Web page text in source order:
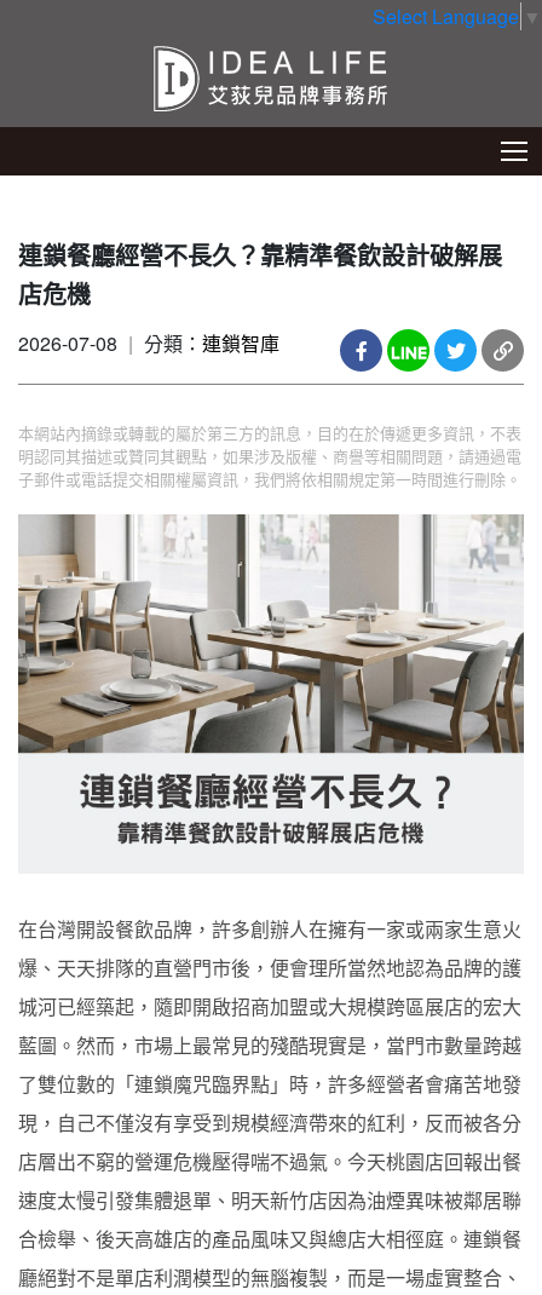
Select Language ▼
連鎖餐廳經營不長久？靠精準餐飲設計破解展
店危機
2026-07-08 | 分類： 連鎖智庫
本網站內摘錄或轉載的屬於第三方的訊息，目的在於傳遞更多資訊，不表
明認同其描述或贊同其觀點，如果涉及版權、商譽等相關問題，請通過電
子郵件或電話提交相關權屬資訊，我們將依相關規定第一時間進行刪除。
在台灣開設餐飲品牌，許多創辦人在擁有一家或兩家生意火
爆、天天排隊的直營門市後，便會理所當然地認為品牌的護
城河已經築起，隨即開啟招商加盟或大規模跨區展店的宏大
藍圖。然而，市場上最常見的殘酷現實是，當門市數量跨越
了雙位數的「連鎖魔咒臨界點」時，許多經營者會痛苦地發
現，自己不僅沒有享受到規模經濟帶來的紅利，反而被各分
店層出不窮的營運危機壓得喘不過氣。今天桃園店回報出餐
速度太慢引發集體退單、明天新竹店因為油煙異味被鄰居聯
合檢舉、後天高雄店的產品風味又與總店大相徑庭。連鎖餐
廳絕對不是單店利潤模型的無腦複製，而是一場虛實整合、